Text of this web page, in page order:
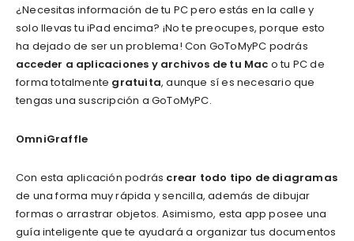
¿Necesitas información de tu PC pero estás en la calle y
solo llevas tu iPad encima? ¡No te preocupes, porque esto
ha dejado de ser un problema! Con GoToMyPC podrás
acceder a aplicaciones y archivos de tu Mac o tu PC de
forma totalmente gratuita, aunque sí es necesario que
tengas una suscripción a GoToMyPC.
OmniGraffle
Con esta aplicación podrás crear todo tipo de diagramas
de una forma muy rápida y sencilla, además de dibujar
formas o arrastrar objetos. Asimismo, esta app posee una
guía inteligente que te ayudará a organizar tus documentos